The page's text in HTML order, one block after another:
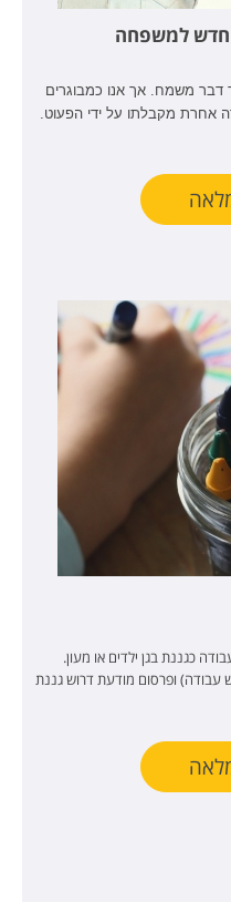
חדש למשפחה
משמח. אך אנו כמבוגרים
אחרת מקבלתו על ידי הפעוט.
כגננת בגן ילדים או מעון.
ופרסום מודעת דרוש גננת